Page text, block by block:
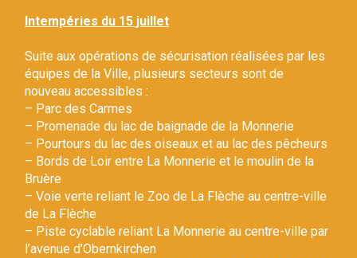
Intempéries du 15 juillet
Suite aux opérations de sécurisation réalisées par les
équipes de la Ville, plusieurs secteurs sont de
nouveau accessibles :
– Parc des Carmes
– Promenade du lac de baignade de la Monnerie
– Pourtours du lac des oiseaux et au lac des pêcheurs
– Bords de Loir entre La Monnerie et le moulin de la
Bruère
– Voie verte reliant le Zoo de La Flèche au centre-ville
de La Flèche
– Piste cyclable reliant La Monnerie au centre-ville par
l’avenue d’Obernkirchen